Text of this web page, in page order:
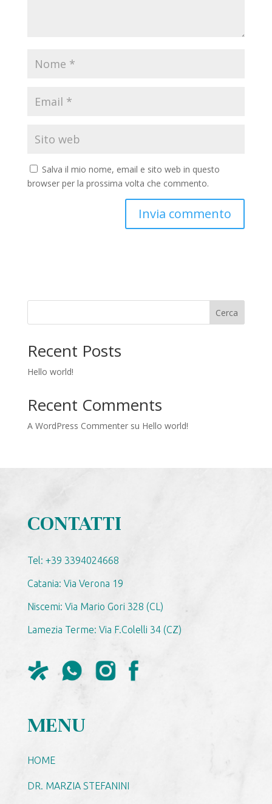
Salva il mio nome, email e sito web in questo
browser per la prossima volta che commento.
Cerca
Recent Posts
Hello world!
Recent Comments
A WordPress Commentersu Hello world!
CONTATTI
Tel: +39 3394024668
Catania: Via Verona 19
Niscemi: Via Mario Gori 328 (CL)
Lamezia Terme: Via F.Colelli 34 (CZ)
MENU
HOME
DR. MARZIA STEFANINI